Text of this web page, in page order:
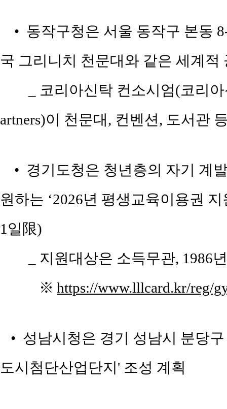
• 동작구청은 서울 동작구 본동
국 그리니치 천문대와 같은 세계적
_ 코리아신탁 컨소시엄(코리
artners)이 천문대, 컨벤션, 도서관
• 경기도청은 청년층의 자기 계
원하는 ‘2026년 평생교육이용권
1일限)
_ 지원대상은 소득무관, 1986
※ https://www.lllcard.kr/reg/
• 성남시청은 경기 성남시 분당
도시첨단산업단지' 조성 계획